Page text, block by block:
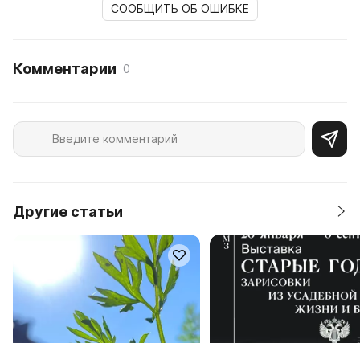
СООБЩИТЬ ОБ ОШИБКЕ
Комментарии 0
Другие статьи